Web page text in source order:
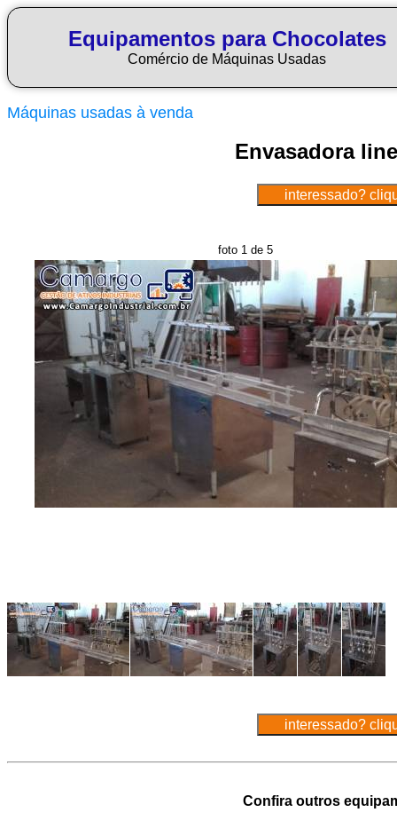
Equipamentos para Chocolates
Comércio de Máquinas Usadas
Máquinas usadas à venda
Envasadora
foto 1 de 5
Confira outros